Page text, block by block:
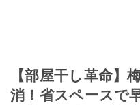
【部屋干し革命】
消！省スペースで